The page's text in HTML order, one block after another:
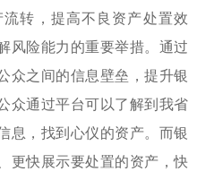
转，提高不良资产处置效
风险能力的重要举措。通过
众之间的信息壁垒，提升银
众通过平台可以了解到我省
息，找到心仪的资产。而银
更快展示要处置的资产，快